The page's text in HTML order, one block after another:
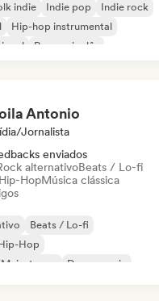
indie Indie pop
Indie rock
Hip-hop instrumental
Rap em inglês
Antonio
Jornalista
enviados
alternativoBeats / Lo-fi
HopMúsica clássica
Beats / Lo-fi
Hop
Dance music